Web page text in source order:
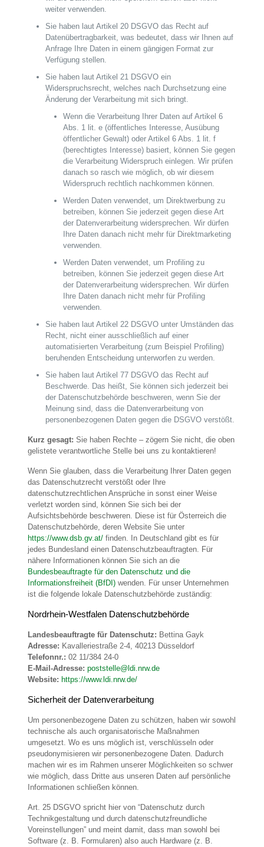
weiter verwenden.
Sie haben laut Artikel 20 DSGVO das Recht auf
Datenübertragbarkeit, was bedeutet, dass wir Ihnen auf
Anfrage Ihre Daten in einem gängigen Format zur
Verfügung stellen.
Sie haben laut Artikel 21 DSGVO ein
Widerspruchsrecht, welches nach Durchsetzung eine
Änderung der Verarbeitung mit sich bringt.
Wenn die Verarbeitung Ihrer Daten auf Artikel 6
Abs. 1 lit. e (öffentliches Interesse, Ausübung
öffentlicher Gewalt) oder Artikel 6 Abs. 1 lit. f
(berechtigtes Interesse) basiert, können Sie gegen
die Verarbeitung Widerspruch einlegen. Wir prüfen
danach so rasch wie möglich, ob wir diesem
Widerspruch rechtlich nachkommen können.
Werden Daten verwendet, um Direktwerbung zu
betreiben, können Sie jederzeit gegen diese Art
der Datenverarbeitung widersprechen. Wir dürfen
Ihre Daten danach nicht mehr für Direktmarketing
verwenden.
Werden Daten verwendet, um Profiling zu
betreiben, können Sie jederzeit gegen diese Art
der Datenverarbeitung widersprechen. Wir dürfen
Ihre Daten danach nicht mehr für Profiling
verwenden.
Sie haben laut Artikel 22 DSGVO unter Umständen das
Recht, nicht einer ausschließlich auf einer
automatisierten Verarbeitung (zum Beispiel Profiling)
beruhenden Entscheidung unterworfen zu werden.
Sie haben laut Artikel 77 DSGVO das Recht auf
Beschwerde. Das heißt, Sie können sich jederzeit bei
der Datenschutzbehörde beschweren, wenn Sie der
Meinung sind, dass die Datenverarbeitung von
personenbezogenen Daten gegen die DSGVO verstößt.
Kurz gesagt: Sie haben Rechte – zögern Sie nicht, die oben
gelistete verantwortliche Stelle bei uns zu kontaktieren!
Wenn Sie glauben, dass die Verarbeitung Ihrer Daten gegen
das Datenschutzrecht verstößt oder Ihre
datenschutzrechtlichen Ansprüche in sonst einer Weise
verletzt worden sind, können Sie sich bei der
Aufsichtsbehörde beschweren. Diese ist für Österreich die
Datenschutzbehörde, deren Website Sie unter
https://www.dsb.gv.at/finden. In Deutschland gibt es für
jedes Bundesland einen Datenschutzbeauftragten. Für
nähere Informationen können Sie sich an die
Bundesbeauftragte für den Datenschutz und die
Informationsfreiheit (BfDI)wenden. Für unser Unternehmen
ist die folgende lokale Datenschutzbehörde zuständig:
Nordrhein-Westfalen Datenschutzbehörde
Landesbeauftragte für Datenschutz: Bettina Gayk
Adresse: Kavalleriestraße 2-4, 40213 Düsseldorf
Telefonnr.: 02 11/384 24-0
E-Mail-Adresse: poststelle@ldi.nrw.de
Website: https://www.ldi.nrw.de/
Sicherheit der Datenverarbeitung
Um personenbezogene Daten zu schützen, haben wir sowohl
technische als auch organisatorische Maßnahmen
umgesetzt. Wo es uns möglich ist, verschlüsseln oder
pseudonymisieren wir personenbezogene Daten. Dadurch
machen wir es im Rahmen unserer Möglichkeiten so schwer
wie möglich, dass Dritte aus unseren Daten auf persönliche
Informationen schließen können.
Art. 25 DSGVO spricht hier von “Datenschutz durch
Technikgestaltung und durch datenschutzfreundliche
Voreinstellungen” und meint damit, dass man sowohl bei
Software (z. B. Formularen) also auch Hardware (z. B.